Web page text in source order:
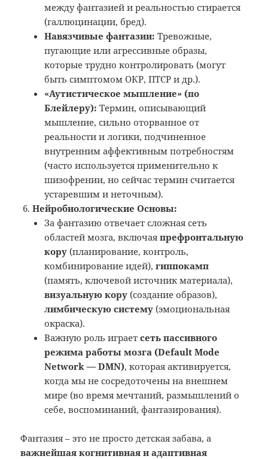
между фантазией и реальностью стирается
(галлюцинации, бред).
Навязчивые фантазии: Тревожные,
пугающие или агрессивные образы,
которые трудно контролировать (могут
быть симптомом ОКР, ПТСР и др.).
«Аутистическое мышление» (по
Блейлеру): Термин, описывающий
мышление, сильно оторванное от
реальности и логики, подчиненное
внутренним аффективным потребностям
(часто используется применительно к
шизофрении, но сейчас термин считается
устаревшим и неточным).
Нейробиологические Основы:
За фантазию отвечает сложная сеть
областей мозга, включаяпрефронтальную
кору (планирование, контроль,
комбинирование идей),гиппокамп
(память, ключевой источник материала),
визуальную кору (создание образов),
лимбическую систему (эмоциональная
окраска).
Важную роль играетсеть пассивного
режима работы мозга (Default Mode
Network — DMN), которая активируется,
когда мы не сосредоточены на внешнем
мире (во время мечтаний, размышлений о
себе, воспоминаний, фантазирования).
Фантазия – это не просто детская забава, а
важнейшая когнитивная и адаптивная